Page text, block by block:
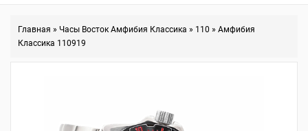
Главная » Часы Восток Амфибия Классика » 110 » Амфибия
Классика 110919